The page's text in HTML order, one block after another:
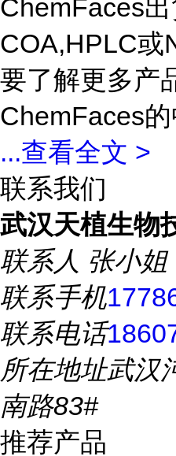
ChemFaces
COA,HPLC或
要了解更多产
ChemFaces
...查看全文 >
联系我们
武汉天植生物
联系人 张小姐
联系手机
联系电话
所在地址武汉
南路83#
推荐产品